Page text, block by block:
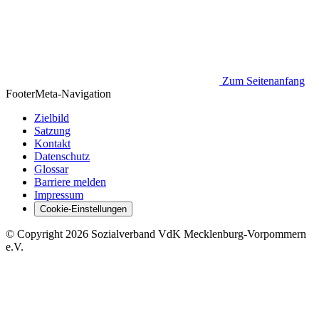
Zum Seitenanfang
FooterMeta-Navigation
Zielbild
Satzung
Kontakt
Datenschutz
Glossar
Barriere melden
Impressum
Cookie-Einstellungen
© Copyright 2026 Sozialverband VdK Mecklenburg-Vorpommern
e.V.